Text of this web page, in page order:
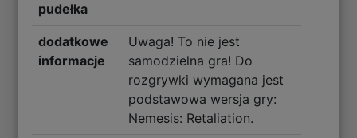
pudełka
dodatkowe
informacje
Uwaga! To nie jest
samodzielna gra! Do
rozgrywki wymagana jest
podstawowa wersja gry:
Nemesis: Retaliation.